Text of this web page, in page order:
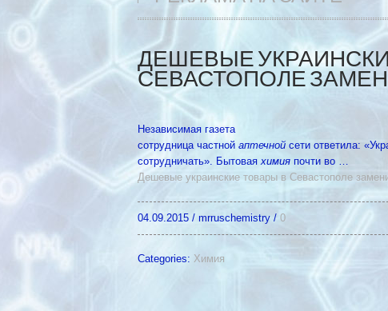
ДЕШЕВЫЕ
СЕВАСТОПОЛЕ
Независимая газета
сотрудница частной аптечной сети ответила:
сотрудничать». Бытоваяхимия почти во …
Дешевые украинские товары в Севастополе
04.09.2015 / mrruschemistry / 0
Categories: Химия